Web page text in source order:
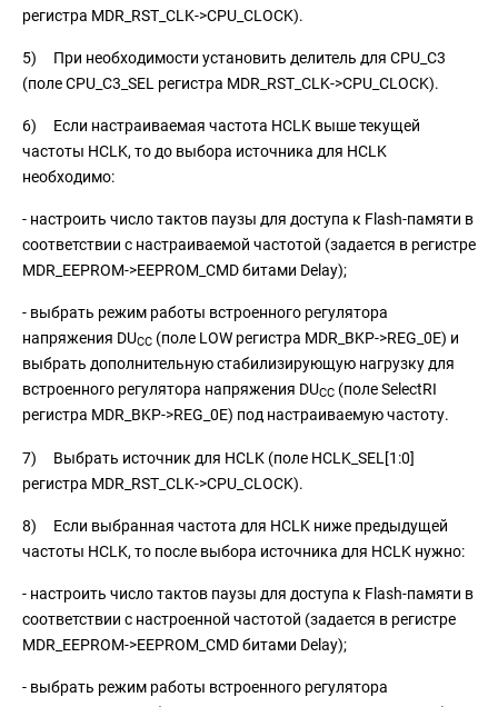
регистра MDR_RST_CLK->CPU_CLOCK).
5) При необходимости установить делитель для CPU_C3
(поле CPU_C3_SEL регистра MDR_RST_CLK->CPU_CLOCK).
6) Если настраиваемая частота HCLK выше текущей
частоты HCLK, то до выбора источника для HCLK
необходимо:
- настроить число тактов паузы для доступа к Flash-памяти в
соответствии с настраиваемой частотой (задается в регистре
MDR_EEPROM->EEPROM_CMD битами Delay);
- выбрать режим работы встроенного регулятора
напряжения DUCC (поле LOW регистра MDR_BKP->REG_0E) и
выбрать дополнительную стабилизирующую нагрузку для
встроенного регулятора напряжения DUCC (поле SelectRI
регистра MDR_BKP->REG_0E) под настраиваемую частоту.
7) Выбрать источник для HCLK (поле HCLK_SEL[1:0]
регистра MDR_RST_CLK->CPU_CLOCK).
8) Если выбранная частота для HCLK ниже предыдущей
частоты HCLK, то после выбора источника для HCLK нужно:
- настроить число тактов паузы для доступа к Flash-памяти в
соответствии с настроенной частотой (задается в регистре
MDR_EEPROM->EEPROM_CMD битами Delay);
- выбрать режим работы встроенного регулятора